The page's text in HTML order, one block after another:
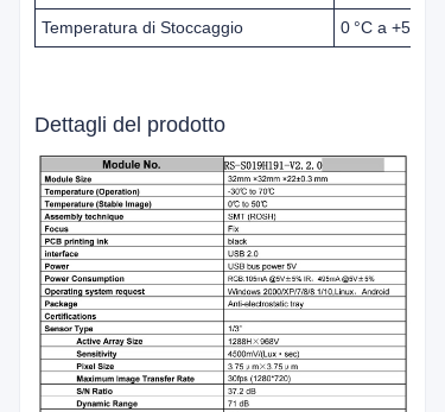
Temperatura di Stoccaggio
0 °C a +50 °C
Dettagli del prodotto